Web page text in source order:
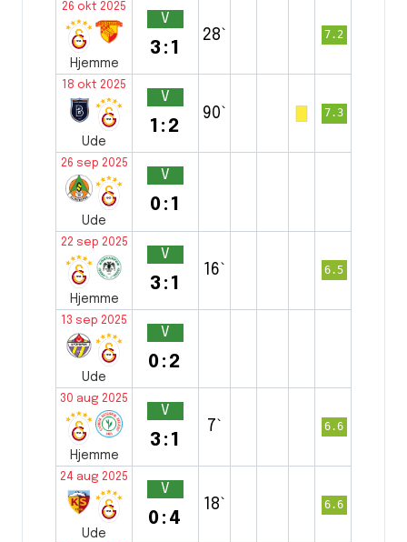
26 okt 2025
Hjemme
V
3:1
28` 7.2
18 okt 2025
Ude
V
1:2
90` 7.3
26 sep 2025
Ude
V
0:1
22 sep 2025
Hjemme
V
3:1
16` 6.5
13 sep 2025
Ude
V
0:2
30 aug 2025
Hjemme
V
3:1
7` 6.6
24 aug 2025
Ude
V
0:4
18` 6.6